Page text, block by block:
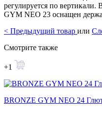
регулируется по
GYM NEO 23 оснащен
< Предыдущий товар или
Смотрите также
+1
BRONZE GYM NEO 24